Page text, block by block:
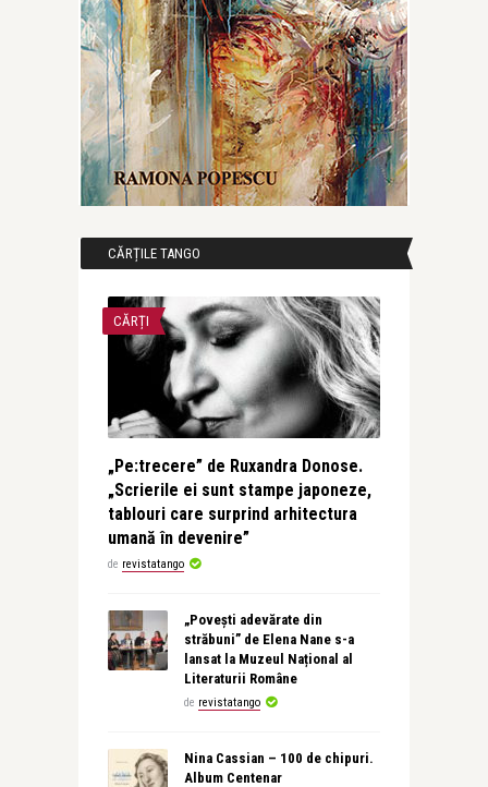
CĂRȚILE TANGO
CĂRȚI
„Pe:trecere” de Ruxandra Donose.
„Scrierile ei sunt stampe japoneze,
tablouri care surprind arhitectura
umană în devenire”
de revistatango
„Povești adevărate din
străbuni” de Elena Nane s-a
lansat la Muzeul Național al
Literaturii Române
de revistatango
Nina Cassian – 100 de chipuri.
Album Centenar